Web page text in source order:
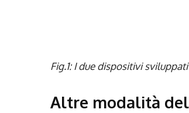
Fig.1: I due dispositivi
Altre modalità